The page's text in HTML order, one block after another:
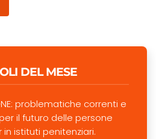
DEL MESE
problematiche correnti e
il futuro delle persone
istituti penitenziari.